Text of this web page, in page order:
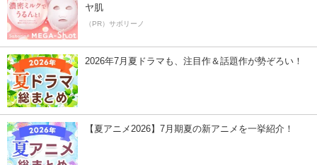
ヤ肌
（PR）サボリーノ
2026年7月夏ドラマも、注目作＆話題作が勢ぞろい！
【夏アニメ2026】7月期夏の新アニメを一挙紹介！